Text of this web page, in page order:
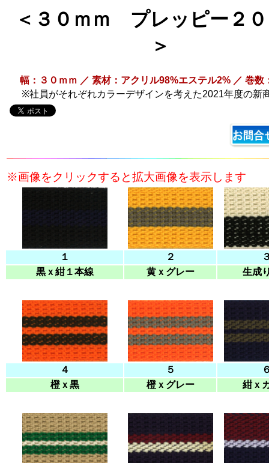
＜３０ｍｍ プレッピー２
＞
幅：３０ｍｍ ／ 素材：アクリル98%エステル2% ／ 巻数
※社員がそれぞれカラーデザインを考えた2021年度の新
※画像をクリックすると拡大画像を表示します
１ ２
黒ｘ紺１本線
黄ｘグレー 生成
４ ５
橙ｘ黒
橙ｘグレー 紺ｘ